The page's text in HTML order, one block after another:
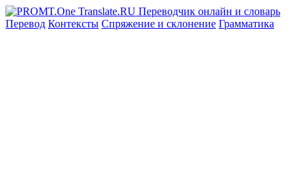
Перевод Контексты Спряжение и склонение Грамматика